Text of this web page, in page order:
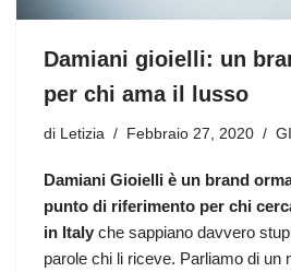
Damiani gioielli: un
per chi ama il lusso
di Letizia Febbraio 27, 2020
Damiani Gioielli è un brand
punto di riferimento per chi
in Italy che sappiano davvero
parole chi li riceve. Parliamo di un